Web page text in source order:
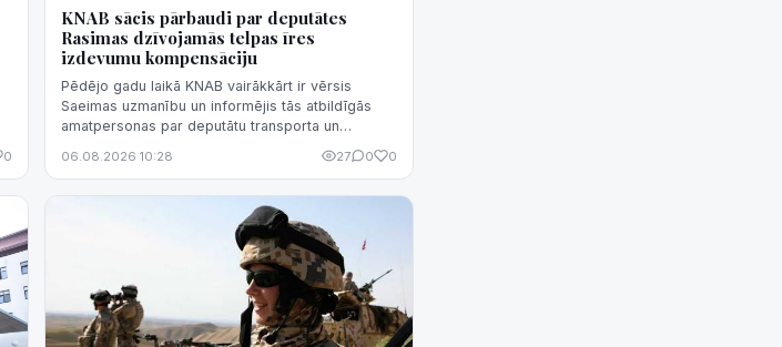
0
KNAB sācis pārbaudi par deputātes
Rasimas dzīvojamās telpas īres
izdevumu kompensāciju
Pēdējo gadu laikā KNAB vairākkārt ir vērsis
Saeimas uzmanību un informējis tās atbildīgās
amatpersonas par deputātu transporta un
normatīvā regulējuma nepilnībām, kas rada
06.08.2026 10:28 27 0 0